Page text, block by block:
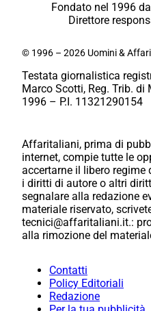
Fondato nel 1996
Direttore
© 1996 – 2026 Uomini &
Testata giornalistica
Marco Scotti, Reg. Trib. di
1996 – P.I. 11321290154
Affaritaliani, prima di
internet, compie tutte le
accertarne il libero
i diritti di autore o altri
segnalare alla redazione
materiale riservato,
tecnici@affaritaliani.it.:
alla rimozione del
Contatti
Policy Editoriali
Redazione